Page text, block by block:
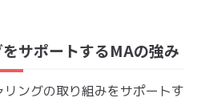
サポートするMAの強み
ングの取り組みをサポートす